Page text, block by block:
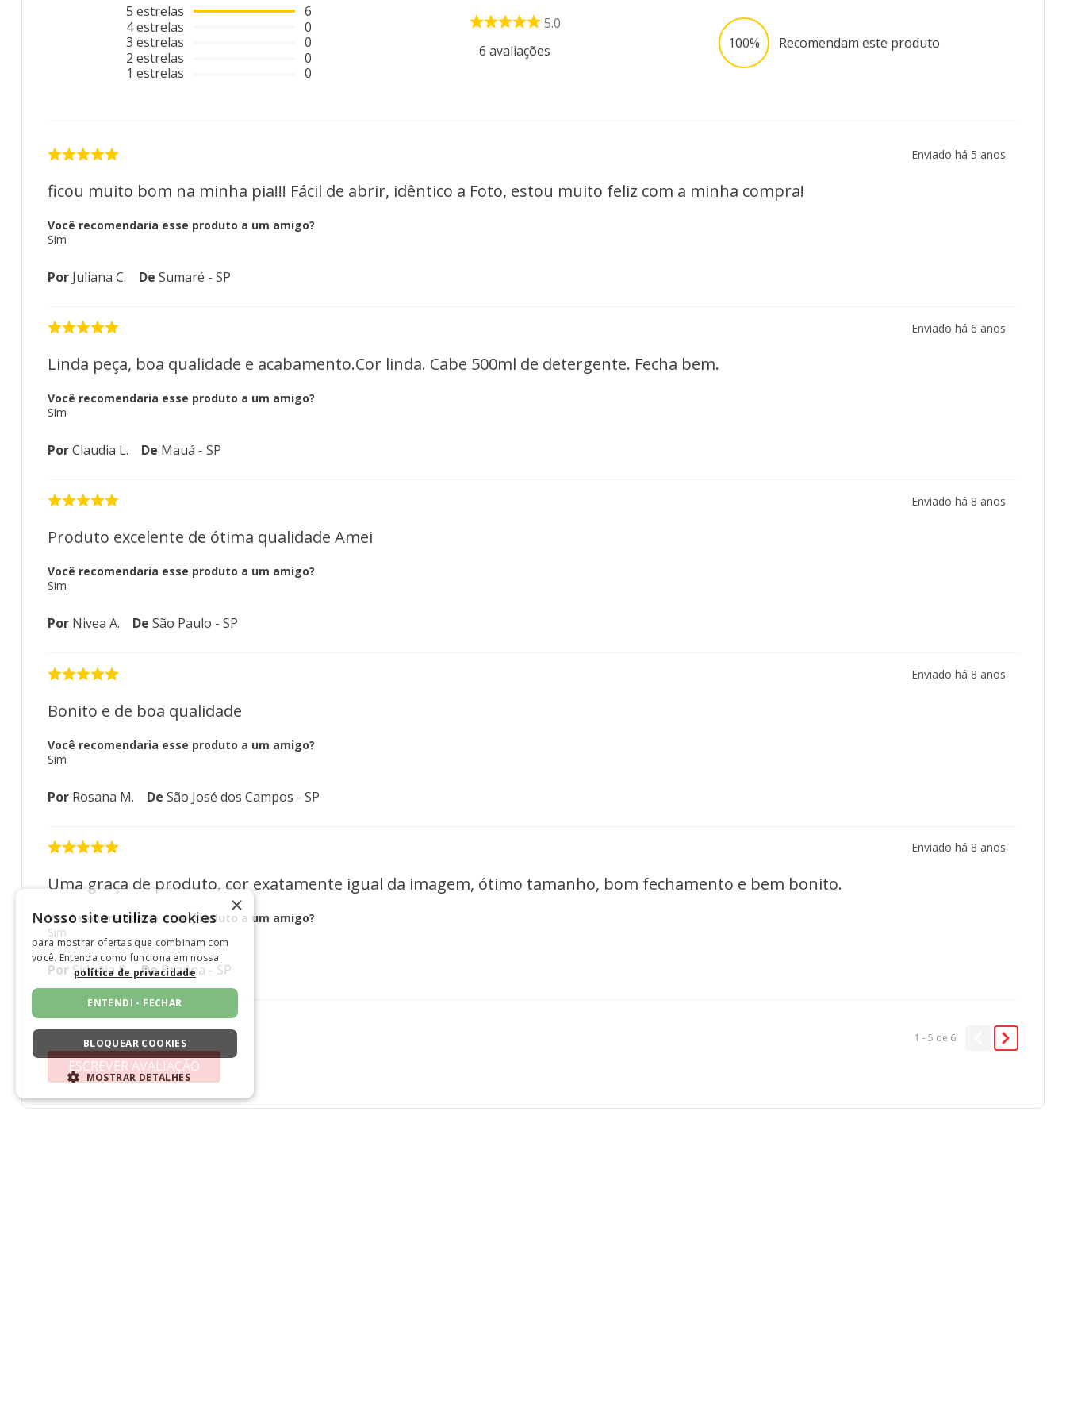
5 estrelas
4estrelas
3 estrelas
2 estrelas
1 estrelas
6
0
0
0
0
5.0
6 avaliações 100% Recomendam este produto
Enviado há 5 anos
ficou muito bom na minha pia!!! Fácil de abrir, idêntico a Foto, estou muito feliz com a minha compra!
Você recomendaria esse produto a um amigo?
Sim
Por Juliana C. De Sumaré - SP
Enviado há 6 anos
Linda peça, boa qualidade e acabamento.Cor linda. Cabe 500ml de detergente. Fecha bem.
Você recomendaria esse produto a um amigo?
Sim
PorClaudia L. De Mauá - SP
Enviado há 8 anos
Produto excelente de ótima qualidade Amei
Você recomendaria esse produto a um amigo?
Sim
Por Nivea A. De São Paulo - SP
Enviado há 8 anos
Bonito e de boa qualidade
Você recomendaria esse produto a um amigo?
Sim
Por Rosana M. De São José dos Campos - SP
Enviado há 8 anos
Uma graça de produto, cor exatamente igual da imagem, ótimo tamanho, bom fechamento e bem bonito.
Você recomendaria esse produto a um amigo?
Sim
Por Sidnéia P. DeBraúna - SP
1 - 5 de 6
ESCREVER AVALIAÇÃO
×
Nosso site utiliza cookies
para mostrar ofertas que combinam com
você. Entenda como funciona em nossa
política de privacidade
ENTENDI - FECHAR
BLOQUEAR COOKIES
MOSTRAR DETALHES
ESTRITAMENTE NECESSÁRIOS